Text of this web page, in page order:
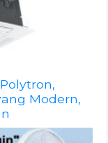
Modern,